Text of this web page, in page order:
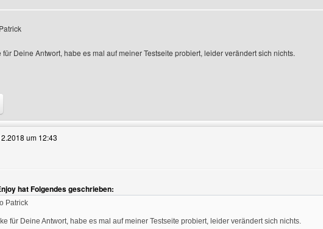
für Deine Antwort, habe es mal auf meiner Testseite probiert, leider verändert sich nichts.
dieses Benutzers besuchen: Life4Enjoy
Profile anzeigen
um 12:43
hat Folgendes geschrieben:
Patrick
für Deine Antwort, habe es mal auf meiner Testseite probiert, leider verändert sich nichts.